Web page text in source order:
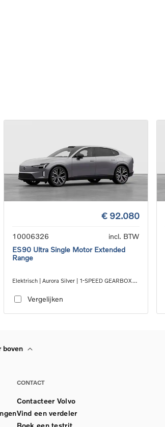
€ 92.080
10006326
incl. BTW
ES90 Ultra Single Motor Extended
Range
Elektrisch | Aurora Silver | 1-SPEED GEARBOX
Vergelijken
boven
CONTACT
Contacteer Volvo
Vind een verdeler
Boek een testrit